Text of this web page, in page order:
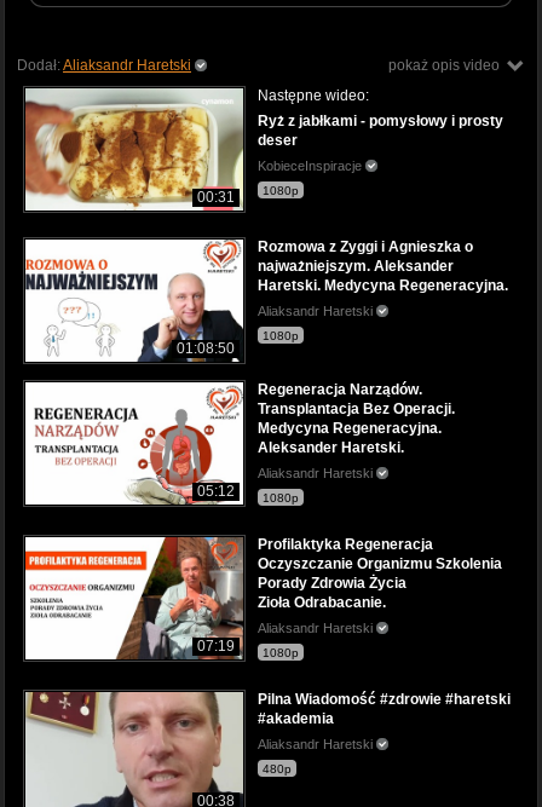
pokaż opis video
Dodał:Aliaksandr Haretski
00:31
Następne wideo:
Ryż z jabłkami - pomysłowy i prosty
deser
KobieceInspiracje
1080p
01:08:50
Rozmowa z Zyggi i Agnieszka o
najważniejszym. Aleksander
Haretski. Medycyna Regeneracyjna.
Aliaksandr Haretski
1080p
05:12
Regeneracja Narządów.
Transplantacja Bez Operacji.
Medycyna Regeneracyjna.
Aleksander Haretski.
Aliaksandr Haretski
1080p
07:19
Profilaktyka Regeneracja
Oczyszczanie Organizmu Szkolenia
Porady Zdrowia Życia
Zioła Odrabacanie.
Aliaksandr Haretski
1080p
00:38
Pilna Wiadomość #zdrowie #haretski
#akademia
Aliaksandr Haretski
480p